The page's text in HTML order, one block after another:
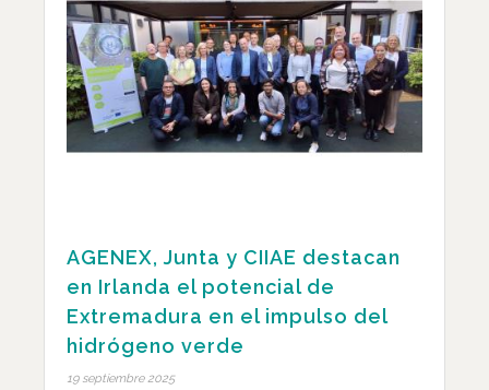
AGENEX, Junta y CIIAE destacan
en Irlanda el potencial de
Extremadura en el impulso del
hidrógeno verde
19 septiembre 2025